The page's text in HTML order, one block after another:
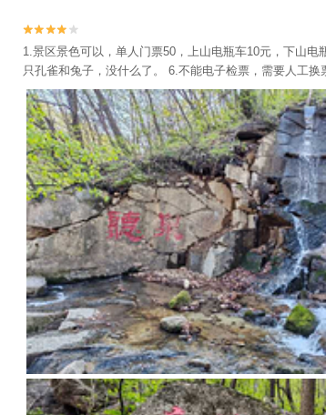


1.景区景色可以，单人门票50，上山电瓶车10元，下山
只孔雀和兔子，没什么了。 6.不能电子检票，需要人工